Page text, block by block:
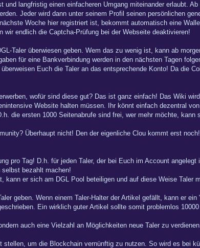
langfristig einen einfacheren Umgang miteinander erlaubt.
Jeder wird dann unter seinem Profil seinen persönlichen
Woche hier registriert ist, bekommt automatisch eine
endlich die Captcha-Prüfung bei der Webseite deaktivieren!
Taler überwiesen geben. Wem das zu wenig ist, kann ab
für eine Bankverbindung werden in den nächsten Tagen
Euch die Taler an das entsprechende Konto! Da die
wofür sind diese gut? Das ist ganz einfach! Das Wiki
Website halten müssen. Ihr könnt einfach dezentral
die ersten 1000 Seitenabrufe sind frei, wer mehr möchte, kann
Überhaupt nicht! Den der eigenliche Clou kommt erst
pro Tag! D.h. für jeden Taler, der bei Euch im Account
bezahlt machen!
kann er sich am DGL Pool beteiligen und auf diese Weise
geben. Wenn einem Taler-Halter der Artikel gefällt, kann er
Ein wirklich guter Artikel sollte somit problemlos
auch eine Vielzahl an Möglichkeiten neue Taler zu
um die Blockchain vernünftig zu nutzen. So wird es bei